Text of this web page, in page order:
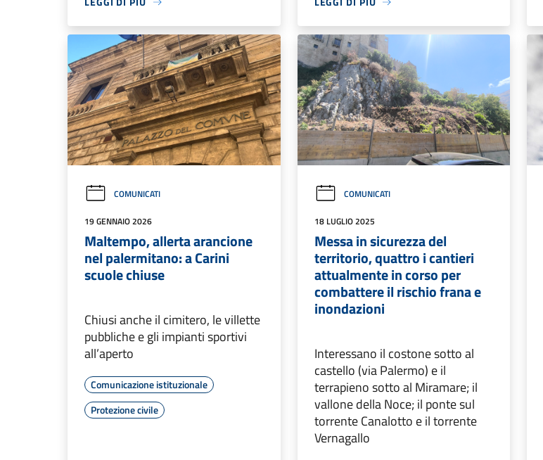
COMUNICATI
19 GENNAIO 2026
Maltempo, allerta arancione
nel palermitano: a Carini
scuole chiuse
Chiusi anche il cimitero, le villette
pubbliche e gli impianti sportivi
all’aperto
Comunicazione istituzionale
Protezione civile
COMUNICATI
18 LUGLIO 2025
Messa in sicurezza del
territorio, quattro i cantieri
attualmente in corso per
combattere il rischio frana e
inondazioni
Interessano il costone sotto al
castello (via Palermo) e il
terrapieno sotto al Miramare; il
vallone della Noce; il ponte sul
torrente Canalotto e il torrente
Vernagallo